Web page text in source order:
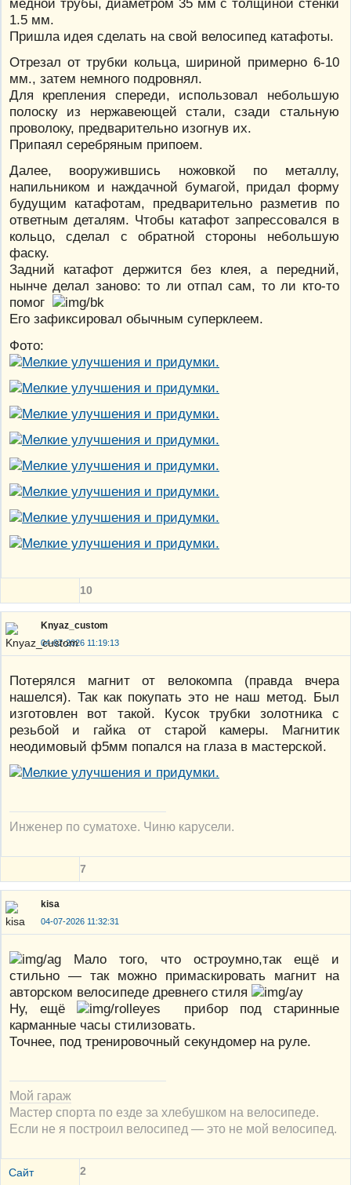
медной трубы, диаметром 35 мм с толщиной стенки
1.5 мм.
Пришла идея сделать на свой велосипед катафоты.
Отрезал от трубки кольца, шириной примерно 6-10
мм., затем немного подровнял.
Для крепления спереди, использовал небольшую
полоску из нержавеющей стали, сзади стальную
проволоку, предварительно изогнув их.
Припаял серебряным припоем.
Далее, вооружившись ножовкой по металлу,
напильником и наждачной бумагой, придал форму
будущим катафотам, предварительно разметив по
ответным деталям. Чтобы катафот запрессовался в
кольцо, сделал с обратной стороны небольшую
фаску.
Задний катафот держится без клея, а передний,
нынче делал заново: то ли отпал сам, то ли кто-то
помог
Его зафиксировал обычным суперклеем.
Фото:
10
Knyaz_custom
04-07-2026 11:19:13
Потерялся магнит от велокомпа (правда вчера
нашелся). Так как покупать это не наш метод. Был
изготовлен вот такой. Кусок трубки золотника с
резьбой и гайка от старой камеры. Магнитик
неодимовый ф5мм попался на глаза в мастерской.
Инженер по суматохе. Чиню карусели.
7
kisa
04-07-2026 11:32:31
Мало того, что остроумно,так ещё и
стильно — так можно примаскировать магнит на
авторском велосипеде древнего стиля
Ну, ещё
прибор под старинные
карманные часы стилизовать.
Точнее, под тренировочный секундомер на руле.
Мой гараж
Мастер спорта по езде за хлебушком на велосипеде.
Если не я построил велосипед — это не мой велосипед.
Сайт 2